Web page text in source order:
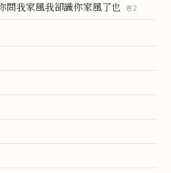
問我家風我卻識你家風了也 卷2